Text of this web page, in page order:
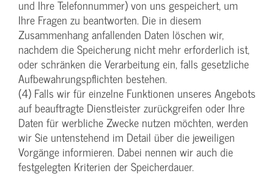
und Ihre Telefonnummer) von uns gespeichert, um
Ihre Fragen zu beantworten. Die in diesem
Zusammenhang anfallenden Daten löschen wir,
nachdem die Speicherung nicht mehr erforderlich ist,
oder schränken die Verarbeitung ein, falls gesetzliche
Aufbewahrungspflichten bestehen.
(4) Falls wir für einzelne Funktionen unseres Angebots
auf beauftragte Dienstleister zurückgreifen oder Ihre
Daten für werbliche Zwecke nutzen möchten, werden
wir Sie untenstehend im Detail über die jeweiligen
Vorgänge informieren. Dabei nennen wir auch die
festgelegten Kriterien der Speicherdauer.